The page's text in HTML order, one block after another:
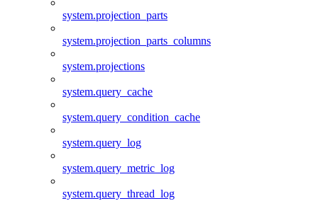
system.projection_parts
system.projection_parts_columns
system.projections
system.query_cache
system.query_condition_cache
system.query_log
system.query_metric_log
system.query_thread_log